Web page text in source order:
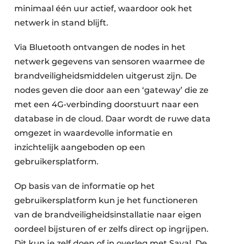
minimaal één uur actief, waardoor ook het
netwerk in stand blijft.
Via Bluetooth ontvangen de nodes in het
netwerk gegevens van sensoren waarmee de
brandveiligheidsmiddelen uitgerust zijn. De
nodes geven die door aan een ‘gateway’ die ze
met een 4G-verbinding doorstuurt naar een
database in de cloud. Daar wordt de ruwe data
omgezet in waardevolle informatie en
inzichtelijk aangeboden op een
gebruikersplatform.
Op basis van de informatie op het
gebruikersplatform kun je het functioneren
van de brandveiligheidsinstallatie naar eigen
oordeel bijsturen of er zelfs direct op ingrijpen.